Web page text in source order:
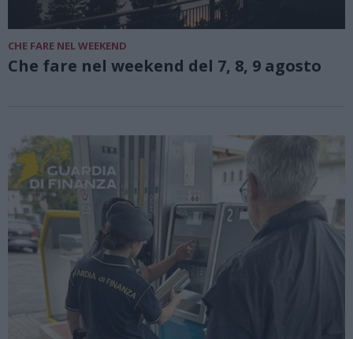
CHE FARE NEL WEEKEND
Che fare nel weekend del 7, 8, 9 agosto